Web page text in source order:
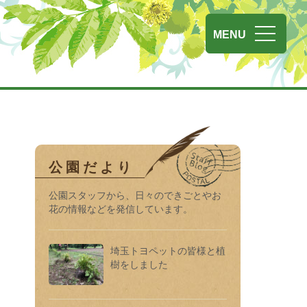
県営 MENU
公園だより
公園スタッフから、日々のできごとやお
花の情報などを発信しています。
埼玉トヨペットの皆様と植
樹をしました